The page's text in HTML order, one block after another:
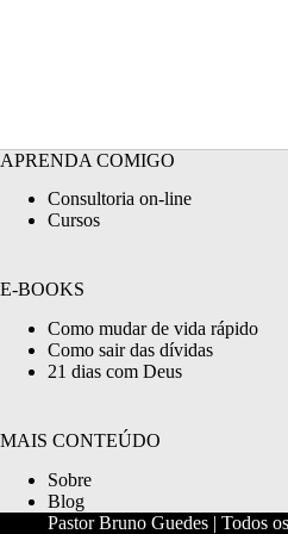
APRENDA COMIGO
Consultoria on-line
Cursos
E-BOOKS
Como mudar de vida rápido
Como sair das dívidas
21 dias com Deus
MAIS CONTEÚDO
Sobre
Blog
Pastor Bruno Guedes | Todos